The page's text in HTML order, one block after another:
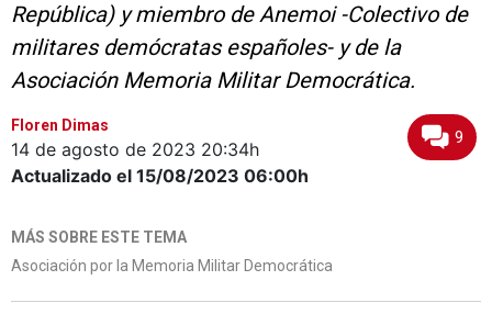
República) y miembro de Anemoi -Colectivo de
militares demócratas españoles- y de la
Asociación Memoria Militar Democrática.
Floren Dimas
14 de agosto de 2023 20:34h
Actualizado el 15/08/2023 06:00h
9
MÁS SOBRE ESTE TEMA
Asociación por la Memoria Militar Democrática